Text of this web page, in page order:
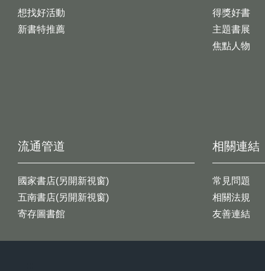
想找好活動
新書特推薦
得獎好書
主題書展
焦點人物
流通管道
國家書店(另開新視窗)
五南書店(另開新視窗)
寄存圖書館
相關連結
常見問題
相關法規
友善連結